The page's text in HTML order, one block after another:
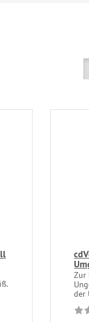
Zur
der